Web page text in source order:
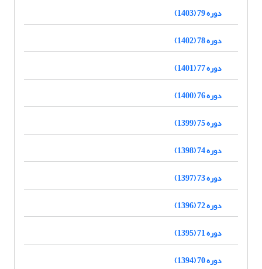
دوره 79 (1403)
دوره 78 (1402)
دوره 77 (1401)
دوره 76 (1400)
دوره 75 (1399)
دوره 74 (1398)
دوره 73 (1397)
دوره 72 (1396)
دوره 71 (1395)
دوره 70 (1394)